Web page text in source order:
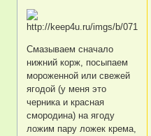
Смазываем сначало
нижний корж, посыпаем
мороженной или свежей
ягодой (у меня это
черника и красная
смородина) на ягоду
ложим пару ложек крема,